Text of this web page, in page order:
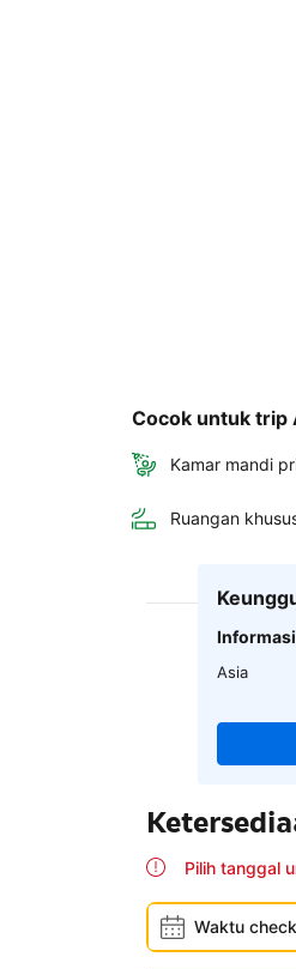
Cocok untuk trip
Kamar mandi
Ruangan
Asia
Pilih tanggal
Waktu